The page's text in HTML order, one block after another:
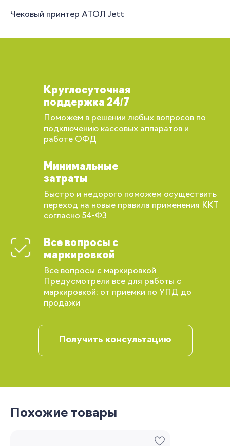
Чековый принтер АТОЛ Jett
Круглосуточная
поддержка 24/7
Поможем в решении любых вопросов по
подключению кассовых аппаратов и
работе ОФД
Минимальные
затраты
Быстро и недорого поможем осуществить
переход на новые правила применения ККТ
согласно 54-ФЗ
Все вопросы с
маркировкой
Все вопросы с маркировкой
Предусмотрели все для работы с
маркировкой: от приемки по УПД до
продажи
Получить консультацию
Похожие товары
Вы сможете отслеживать статус своих
заказов и получать индивидуальные